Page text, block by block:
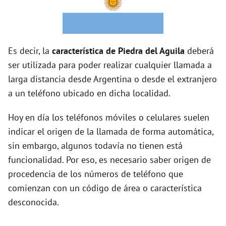
Es decir, la característica de Piedra del Aguila deberá
ser utilizada para poder realizar cualquier llamada a
larga distancia desde Argentina o desde el extranjero
a un teléfono ubicado en dicha localidad.
Hoy en día los teléfonos móviles o celulares suelen
indicar el origen de la llamada de forma automática,
sin embargo, algunos todavía no tienen está
funcionalidad. Por eso, es necesario saber origen de
procedencia de los números de teléfono que
comienzan con un código de área o característica
desconocida.